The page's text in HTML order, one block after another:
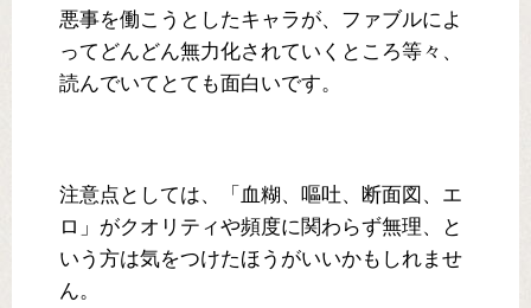
悪事を働こうとしたキャラが、ファブルによ
ってどんどん無力化されていくところ等々、
読んでいてとても面白いです。
注意点としては、「血糊、嘔吐、断面図、エ
ロ」がクオリティや頻度に関わらず無理、と
いう方は気をつけたほうがいいかもしれませ
ん。